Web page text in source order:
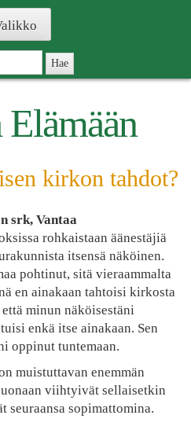
Elämään
kirkon tahdot?
srk, Vantaa
rohkaistaan äänestäjiä
itsensä näköinen.
pohtinut, sitä vieraammalta
en ainakaan tahtoisi kirkosta
minun näköisestäni
enkä itse ainakaan. Sen
oppinut tuntemaan.
muistuttavan enemmän
viihtyivät sellaisetkin
sopimattomina.